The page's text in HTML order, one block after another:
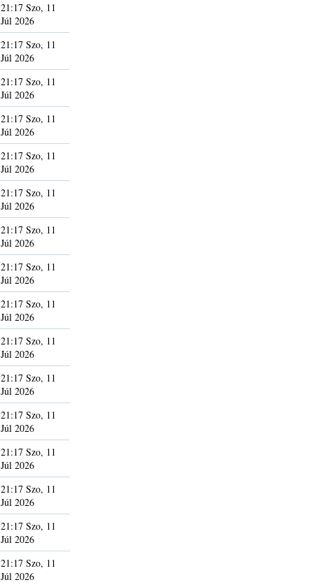
21:17 Szo, 11
Júl 2026
21:17 Szo, 11
Júl 2026
21:17 Szo, 11
Júl 2026
21:17 Szo, 11
Júl 2026
21:17 Szo, 11
Júl 2026
21:17 Szo, 11
Júl 2026
21:17 Szo, 11
Júl 2026
21:17 Szo, 11
Júl 2026
21:17 Szo, 11
Júl 2026
21:17 Szo, 11
Júl 2026
21:17 Szo, 11
Júl 2026
21:17 Szo, 11
Júl 2026
21:17 Szo, 11
Júl 2026
21:17 Szo, 11
Júl 2026
21:17 Szo, 11
Júl 2026
21:17 Szo, 11
Júl 2026